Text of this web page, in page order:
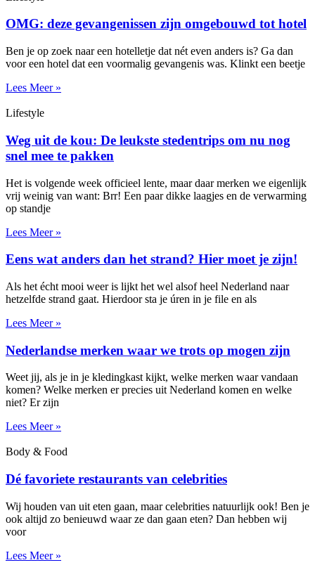
OMG: deze gevangenissen zijn omgebouwd tot hotel
Ben je op zoek naar een hotelletje dat nét even anders is? Ga dan
voor een hotel dat een voormalig gevangenis was. Klinkt een beetje
Lees Meer »
Lifestyle
Weg uit de kou: De leukste stedentrips om nu nog
snel mee te pakken
Het is volgende week officieel lente, maar daar merken we eigenlijk
vrij weinig van want: Brr! Een paar dikke laagjes en de verwarming
op standje
Lees Meer »
Eens wat anders dan het strand? Hier moet je zijn!
Als het écht mooi weer is lijkt het wel alsof heel Nederland naar
hetzelfde strand gaat. Hierdoor sta je úren in je file en als
Lees Meer »
Nederlandse merken waar we trots op mogen zijn
Weet jij, als je in je kledingkast kijkt, welke merken waar vandaan
komen? Welke merken er precies uit Nederland komen en welke
niet? Er zijn
Lees Meer »
Body & Food
Dé favoriete restaurants van celebrities
Wij houden van uit eten gaan, maar celebrities natuurlijk ook! Ben je
ook altijd zo benieuwd waar ze dan gaan eten? Dan hebben wij
voor
Lees Meer »